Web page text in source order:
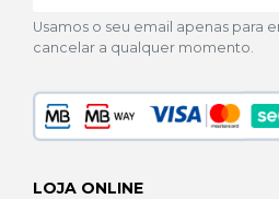
Usamos o seu email apenas para
cancelar a qualquer momento.
LOJA ONLINE